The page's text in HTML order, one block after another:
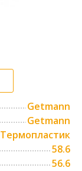
Getmann
Getmann
Термопластик
58.6
56.6